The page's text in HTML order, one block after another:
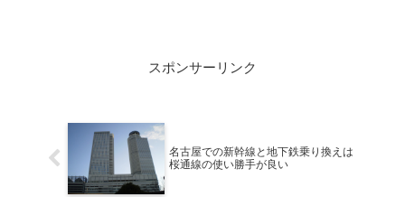
スポンサーリンク
名古屋での新幹線と地下鉄乗り換えは
桜通線の使い勝手が良い